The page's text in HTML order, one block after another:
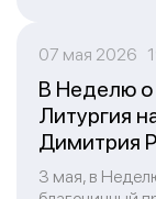
07 мая 2026
В Неделю о
Литургия
Димитрия
3 мая, в